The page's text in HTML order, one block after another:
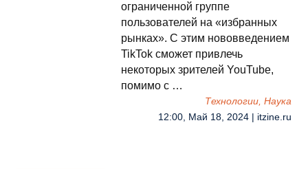
ограниченной группе
пользователей на «избранных
рынках». С этим нововведением
TikTok сможет привлечь
некоторых зрителей YouTube,
помимо с …
Технологии, Наука
12:00, Май 18, 2024 | itzine.ru